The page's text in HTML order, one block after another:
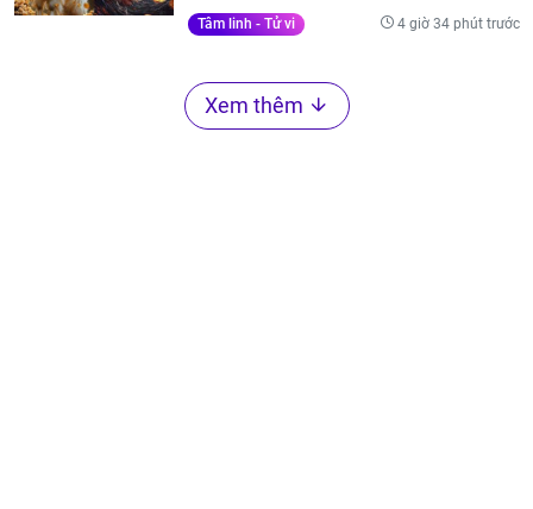
Tâm linh - Tử vi 4 giờ 34 phút trước
Xem thêm